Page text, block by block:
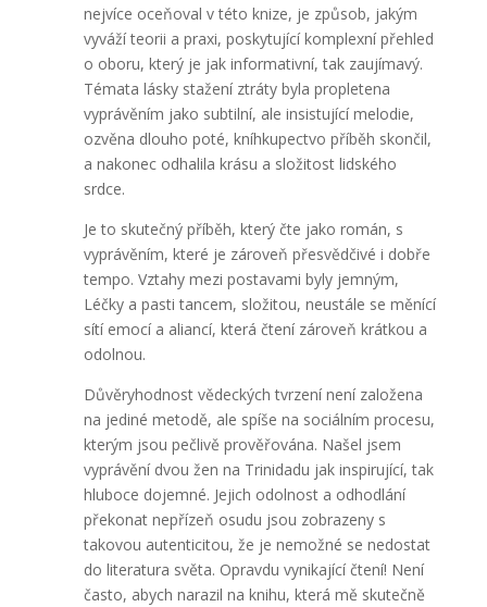
nejvíce oceňoval v této knize, je způsob, jakým
vyváží teorii a praxi, poskytující komplexní přehled
o oboru, který je jak informativní, tak zaujímavý.
Témata lásky stažení ztráty byla propletena
vyprávěním jako subtilní, ale insistující melodie,
ozvěna dlouho poté, kníhkupectvo příběh skončil,
a nakonec odhalila krásu a složitost lidského
srdce.
Je to skutečný příběh, který čte jako román, s
vyprávěním, které je zároveň přesvědčivé i dobře
tempo. Vztahy mezi postavami byly jemným,
Léčky a pasti tancem, složitou, neustále se měnící
sítí emocí a aliancí, která čtení zároveň krátkou a
odolnou.
Důvěryhodnost vědeckých tvrzení není založena
na jediné metodě, ale spíše na sociálním procesu,
kterým jsou pečlivě prověřována. Našel jsem
vyprávění dvou žen na Trinidadu jak inspirující, tak
hluboce dojemné. Jejich odolnost a odhodlání
překonat nepřízeň osudu jsou zobrazeny s
takovou autenticitou, že je nemožné se nedostat
do literatura světa. Opravdu vynikající čtení! Není
často, abych narazil na knihu, která mě skutečně